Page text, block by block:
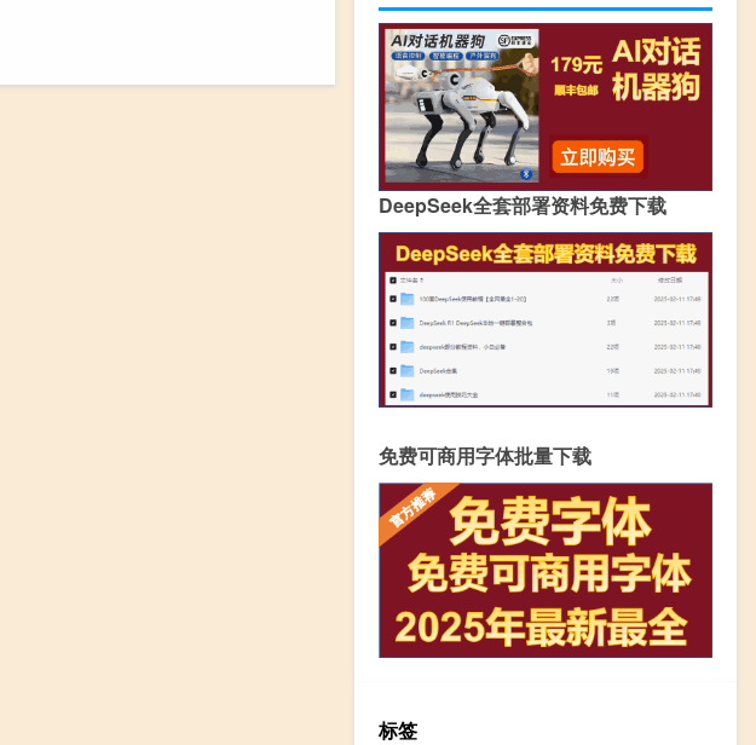
DeepSeek全套部署资料免费下载
免费可商用字体批量下载
标签